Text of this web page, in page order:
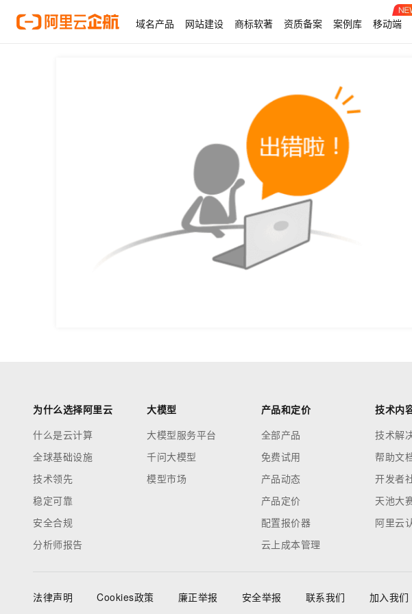
域名产品 网站建设 商标软著 资质备案 案例库 移动端